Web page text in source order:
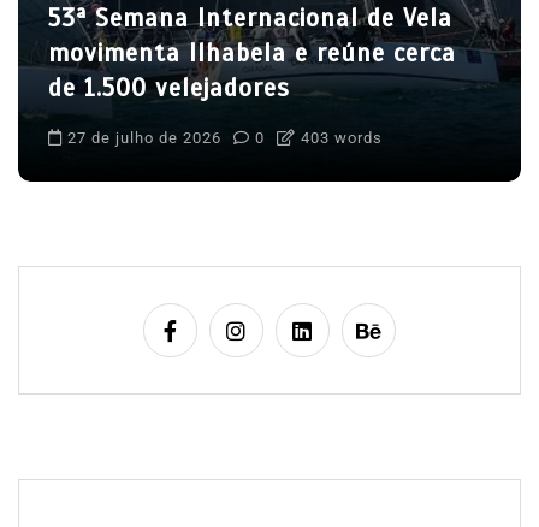
53ª Semana Internacional de Vela
movimenta Ilhabela e reúne cerca
de 1.500 velejadores
27 de julho de 2026 0 403 words